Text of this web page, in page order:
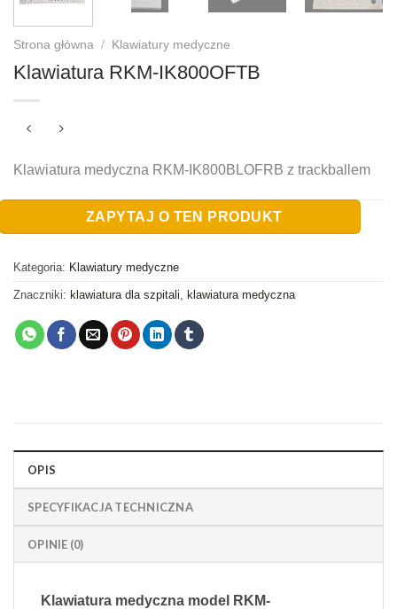
Strona główna / Klawiatury medyczne
Klawiatura RKM-IK800OFTB
Klawiatura medyczna RKM-IK800BLOFRB z trackballem
Kategoria: Klawiatury medyczne
Znaczniki: klawiatura dla szpitali klawiatura medyczna
OPIS
SPECYFIKACJA TECHNICZNA
OPINIE (0)
Klawiatura medyczna model RKM-